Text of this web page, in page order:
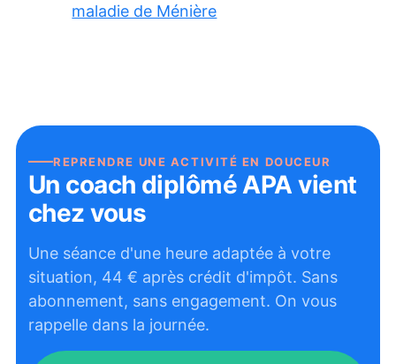
maladie de Ménière
REPRENDRE UNE ACTIVITÉ EN DOUCEUR
Un coach diplômé APA vient
chez vous
Une séance d'une heure adaptée à votre
situation, 44 € après crédit d'impôt. Sans
abonnement, sans engagement. On vous
rappelle dans la journée.